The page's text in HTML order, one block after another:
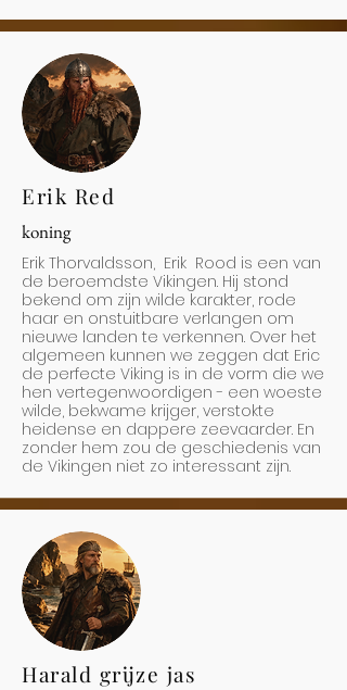
Erik Red
koning
Erik Thorvaldsson, Erik Rood is een van
de beroemdste Vikingen. Hij stond
bekend om zijn wilde karakter, rode
haar en onstuitbare verlangen om
nieuwe landen te verkennen. Over het
algemeen kunnen we zeggen dat Eric
de perfecte Viking is in de vorm die we
hen vertegenwoordigen - een woeste
wilde, bekwame krijger, verstokte
heidense en dappere zeevaarder. En
zonder hem zou de geschiedenis van
de Vikingen niet zo interessant zijn.
Harald grijze jas